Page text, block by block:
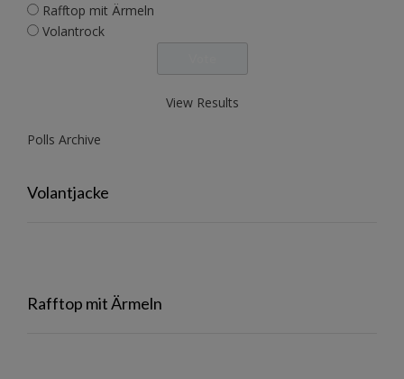
Rafftop mit Ärmeln
Volantrock
View Results
Polls Archive
Volantjacke
Rafftop mit Ärmeln